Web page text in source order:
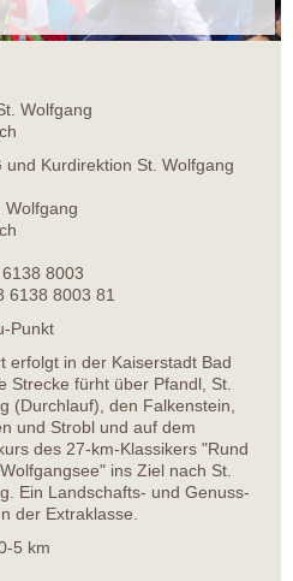
Wolfgang
und Kurdirektion St. Wolfgang
Wolfgang
8003
6138 8003 81
Punkt
erfolgt in der Kaiserstadt Bad
Strecke fürht über Pfandl, St.
(Durchlauf), den Falkenstein,
und Strobl und auf dem
des 27-km-Klassikers "Rund
ins Ziel nach St.
Ein Landschafts- und Genuss-
der Extraklasse.
5 km